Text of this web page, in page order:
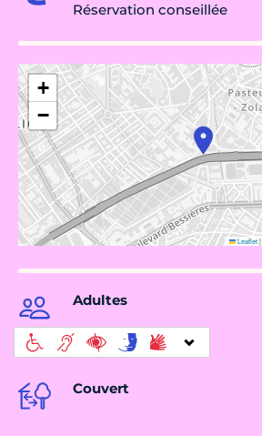
Réservation conseillée
+
−
Leaflet|
Adultes
Couvert